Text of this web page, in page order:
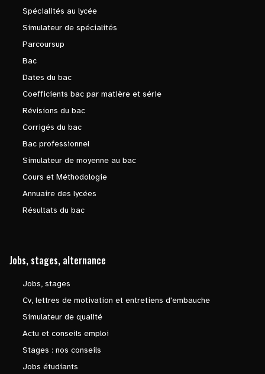
Spécialités au lycée
Simulateur de spécialités
Parcoursup
Bac
Dates du bac
Coefficients bac par matière et série
Révisions du bac
Corrigés du bac
Bac professionnel
Simulateur de moyenne au bac
Cours et Méthodologie
Annuaire des lycées
Résultats du bac
Jobs, stages, alternance
Jobs, stages
Cv, lettres de motivation et entretiens d'embauche
Simulateur de qualité
Actu et conseils emploi
Stages : nos conseils
Jobs étudiants